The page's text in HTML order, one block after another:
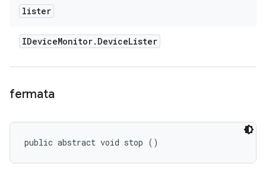
lister
IDeviceMonitor. DeviceLister
fermata
public abstract void stop ()